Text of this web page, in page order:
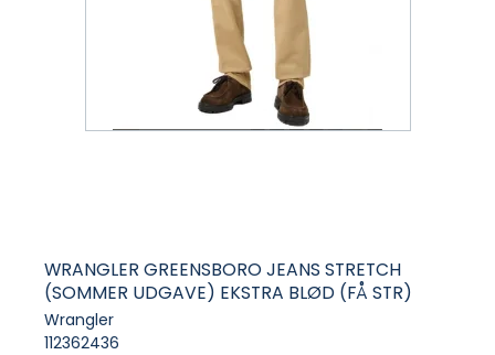
WRANGLER GREENSBORO JEANS STRETCH
(SOMMER UDGAVE) EKSTRA BLØD (FÅ STR)
Wrangler
112362436